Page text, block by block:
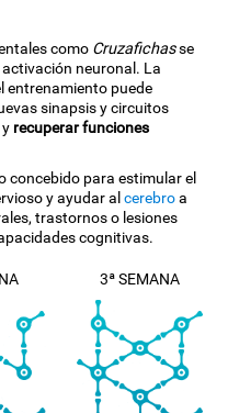
como Cruzafichasse
neuronal. La
entrenamiento puede
sinapsis y circuitos
recuperar funciones
concebido para estimular el
y ayudar alcerebroa
trastornos o lesiones
cognitivas.
3ª SEMANA